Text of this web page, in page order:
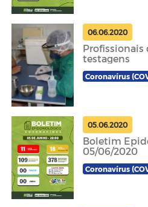
06.06.2020
Profissionais
testagens
Coronavírus
05.06.2020
Boletim
05/06/2020
Coronavírus